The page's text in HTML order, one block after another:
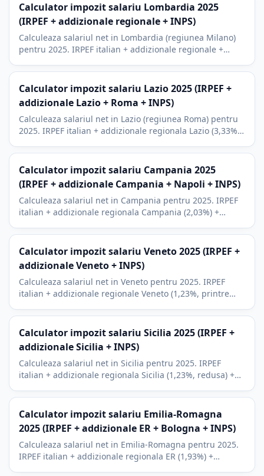
Calculator impozit salariu Lombardia 2025
(IRPEF + addizionale regionale + INPS)
Calculeaza salariul net in Lombardia (regiunea Milano)
pentru 2025. IRPEF italian + addizionale regionale +
local.
Calculator impozit salariu Lazio 2025 (IRPEF +
addizionale Lazio + Roma + INPS)
Calculeaza salariul net in Lazio (regiunea Roma) pentru
2025. IRPEF italian + addizionale regionala Lazio (3,33%,
+ INPS.
Calculator impozit salariu Campania 2025
(IRPEF + addizionale Campania + Napoli + INPS)
Calculeaza salariul net in Campania pentru 2025. IRPEF
italian + addizionale regionala Campania (2,03%) +
Calculator impozit salariu Veneto 2025 (IRPEF +
addizionale Veneto + INPS)
Calculeaza salariul net in Veneto pentru 2025. IRPEF
italian + addizionale regionale Veneto (1,23%, printre
Calculator impozit salariu Sicilia 2025 (IRPEF +
addizionale Sicilia + INPS)
Calculeaza salariul net in Sicilia pentru 2025. IRPEF
italian + addizionale regionala Sicilia (1,23%, redusa) +
Calculator impozit salariu Emilia-Romagna
2025 (IRPEF + addizionale ER + Bologna + INPS)
Calculeaza salariul net in Emilia-Romagna pentru 2025.
IRPEF italian + addizionale regionala ER (1,93%) +